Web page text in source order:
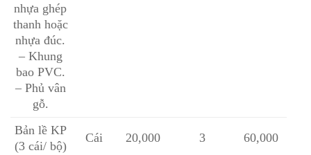
nhựa ghép
thanh hoặc
nhựa đúc.
– Khung
bao PVC.
– Phủ vân
gỗ.
Bản lề KP
(3 cái/ bộ)
Cái 20,000 3 60,000